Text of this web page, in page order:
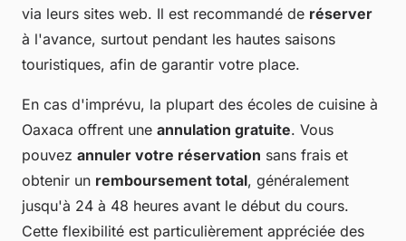
via leurs sites web. Il est recommandé de réserver
à l'avance, surtout pendant les hautes saisons
touristiques, afin de garantir votre place.
En cas d'imprévu, la plupart des écoles de cuisine à
Oaxaca offrent une annulation gratuite. Vous
pouvez annuler votre réservation sans frais et
obtenir un remboursement total, généralement
jusqu'à 24 à 48 heures avant le début du cours.
Cette flexibilité est particulièrement appréciée des